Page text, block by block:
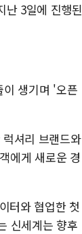
3일에 진행된
이 생기며 '오픈
셔리 브랜드와
에게 새로운 경
터와 협업한 첫
신세계는 향후